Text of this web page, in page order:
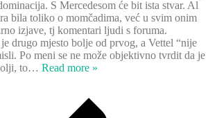
S Mercedesom će bit ista stvar. Al
bila toliko o momčadima, već u svim onim
izjave, tj komentari ljudi s foruma.
drugo mjesto bolje od prvog, a Vettel “nije
Po meni se ne može objektivno tvrdit da je
to… Read more »